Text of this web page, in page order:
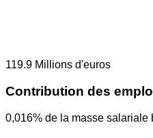
119.9 Millions d'euros
Contribution des
0,016% de la masse salariale